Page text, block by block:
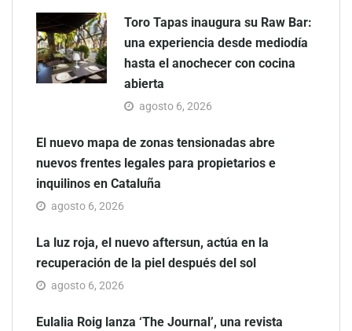
Toro Tapas inaugura su Raw Bar:
una experiencia desde mediodía
hasta el anochecer con cocina
abierta
agosto 6, 2026
El nuevo mapa de zonas tensionadas abre
nuevos frentes legales para propietarios e
inquilinos en Cataluña
agosto 6, 2026
La luz roja, el nuevo aftersun, actúa en la
recuperación de la piel después del sol
agosto 6, 2026
Eulalia Roig lanza ‘The Journal’, una revista